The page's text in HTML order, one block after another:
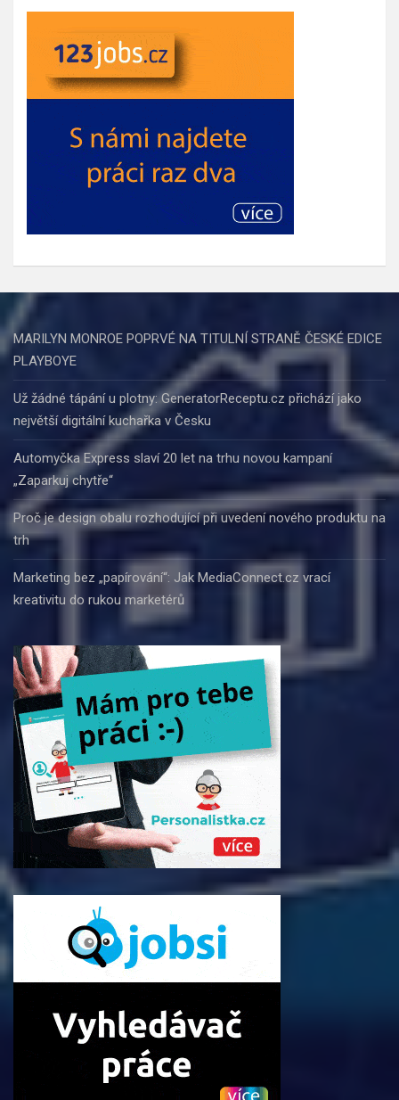
MARILYN MONROE POPRVÉ NA TITULNÍ STRANĚ ČESKÉ EDICE
PLAYBOYE
Už žádné tápání u plotny: GeneratorReceptu.cz přichází jako
největší digitální kuchařka v Česku
Automyčka Express slaví 20 let na trhu novou kampaní
„Zaparkuj chytře“
Proč je design obalu rozhodující při uvedení nového produktu na
trh
Marketing bez „papírování“: Jak MediaConnect.cz vrací
kreativitu do rukou marketérů